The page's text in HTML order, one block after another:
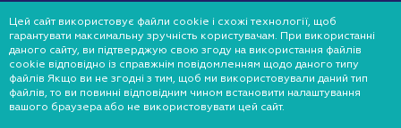
Ми у соц мережах:
© 2020-2021 ТЕК
Цей сайт використовує файли cookie і схожі технології, щоб
гарантувати максимальну зручність користувачам. При використанні
даного сайту, ви підтверджую свою згоду на використання файлів
cookie відповідно із справжнім повідомленням щодо даного типу
файлів Якщо ви не згодні з тим, щоб ми використовували даний тип
файлів, то ви повинні відповідним чином встановити налаштування
вашого браузера або не використовувати цей сайт.